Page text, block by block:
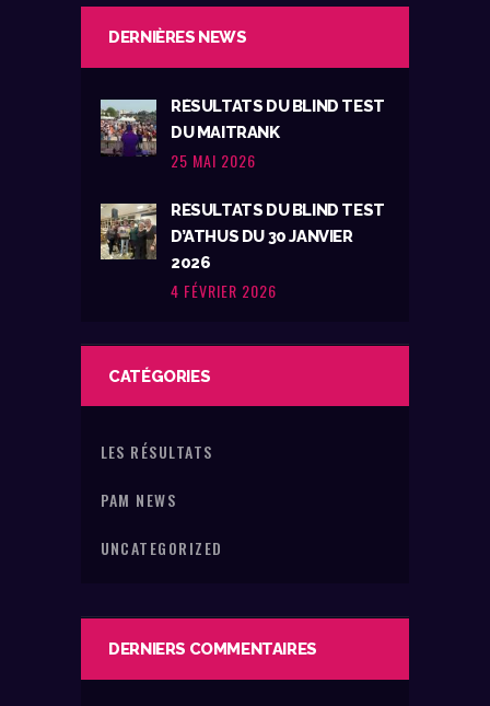
DERNIÈRES NEWS
RÉSULTATS DU BLIND TEST
DU MAITRANK
25 MAI 2026
RÉSULTATS DU BLIND TEST
D’ATHUS DU 30 JANVIER
2026
4 FÉVRIER 2026
CATÉGORIES
LES RÉSULTATS
PAM NEWS
UNCATEGORIZED
DERNIERS COMMENTAIRES